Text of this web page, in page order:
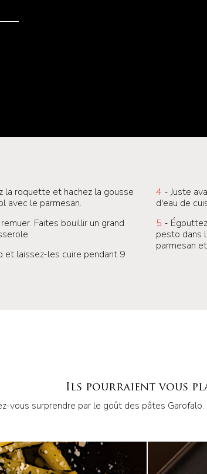
la roquette et hachez la gousse
avec le parmesan.
Faites bouillir un grand
et laissez-les cuire pendant 9
4 - Juste
d'eau de
5 -
pesto dans
parmesan
Ils pourraient vous
vous surprendre par le goût des pâtes